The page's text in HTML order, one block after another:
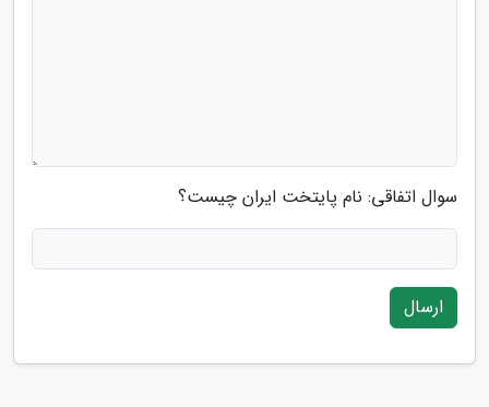
سوال اتفاقی: نام پایتخت ایران چیست؟
ارسال